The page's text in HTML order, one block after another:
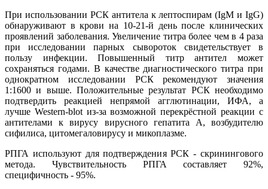
При использовании РСК антитела к лептоспирам (IgM и IgG)
обнаруживают в крови на 10-21-й день после клинических
проявлений заболевания. Увеличение титра более чем в 4 раза
при исследовании парных сывороток свидетельствует в
пользу инфекции. Повышенный титр антител может
сохраняться годами. В качестве диагностического титра при
однократном исследовании РСК рекомендуют значения
1:1600 и выше. Положительные результат РСК необходимо
подтвердить реакцией непрямой агглютинации, ИФА, а
лучше Western-blot из-за возможной перекрёстной реакции с
антителами к вирусу вирусного гепатита А, возбудителю
сифилиса, цитомегаловирусу и микоплазме.
РПГА используют для подтверждения РСК - скринингового
метода. Чувствительность РПГА составляет 92%,
специфичность - 95%.